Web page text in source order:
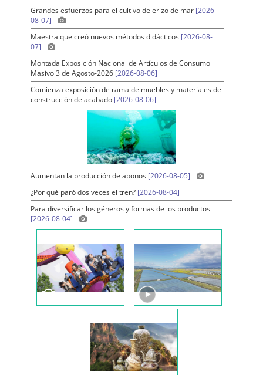
Grandes esfuerzos para el cultivo de erizo de mar [2026-
08-07]
Maestra que creó nuevos métodos didácticos [2026-08-
07]
Montada Exposición Nacional de Artículos de Consumo
Masivo 3 de Agosto-2026 [2026-08-06]
Comienza exposición de rama de muebles y materiales de
construcción de acabado [2026-08-06]
Aumentan la producción de abonos [2026-08-05]
¿Por qué paró dos veces el tren? [2026-08-04]
Para diversificar los géneros y formas de los productos
[2026-08-04]